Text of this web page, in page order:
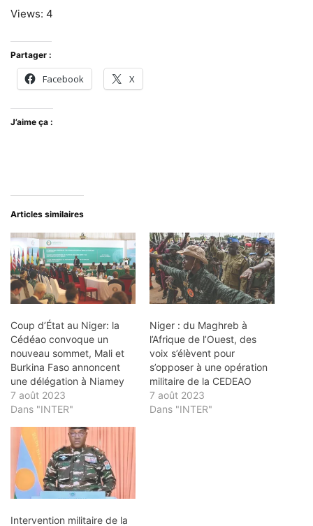
Views: 4
Partager :
Facebook X
J’aime ça :
Articles similaires
Coup d’État au Niger: la
Cédéao convoque un
nouveau sommet, Mali et
Burkina Faso annoncent
une délégation à Niamey
7 août 2023
Dans "INTER"
Niger : du Maghreb à
l’Afrique de l’Ouest, des
voix s’élèvent pour
s’opposer à une opération
militaire de la CEDEAO
7 août 2023
Dans "INTER"
Intervention militaire de la